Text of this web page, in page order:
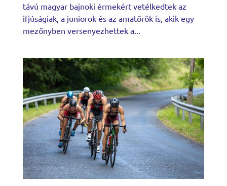
távú magyar bajnoki érmekért vetélkedtek az
ifjúságiak, a juniorok és az amatőrök is, akik egy
mezőnyben versenyezhettek a...